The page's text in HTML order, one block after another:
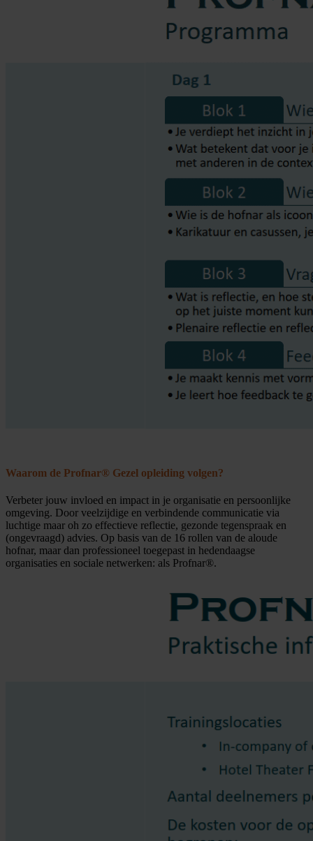
Waarom de Profnar® Gezel opleiding volgen?
Verbeter jouw invloed en impact in je organisatie en persoonlijke
omgeving. Door veelzijdige en verbindende communicatie via
luchtige maar oh zo effectieve reflectie, gezonde tegenspraak en
(ongevraagd) advies. Op basis van de 16 rollen van de aloude
hofnar, maar dan professioneel toegepast in hedendaagse
organisaties en sociale netwerken: als Profnar®.